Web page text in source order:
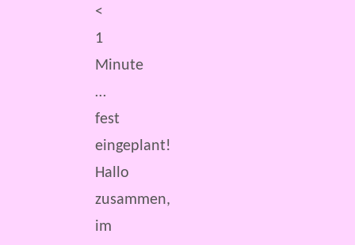
<
1
Minute
…
fest
eingeplant!
Hallo
zusammen,
im